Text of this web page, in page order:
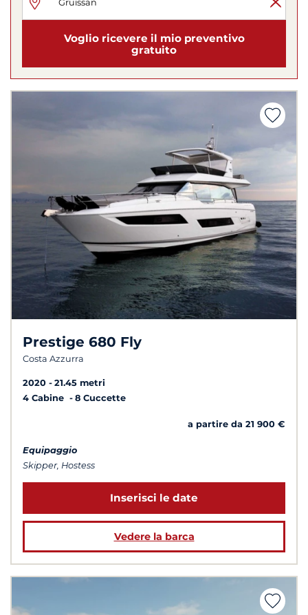
Voglio ricevere il mio preventivo
gratuito
Prestige 680 Fly
Costa Azzurra
2020
21.45 metri
4 Cabine
8 Cuccette
a partire da 21 900 €
Equipaggio
Skipper, Hostess
Inserisci le date
Vedere la barca